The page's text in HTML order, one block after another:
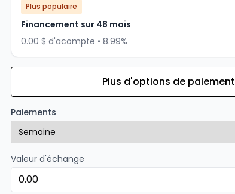
Plus populaire
Financement sur 48 mois
0.00 $ d'acompte • 8.99%
Financement sur 36 mois
0.00 $ d'acompte • 8.99%
Financement sur 24 mois
Financement sur 24 mois
Plus d'options de paiement
Paiements
Valeur d'échange